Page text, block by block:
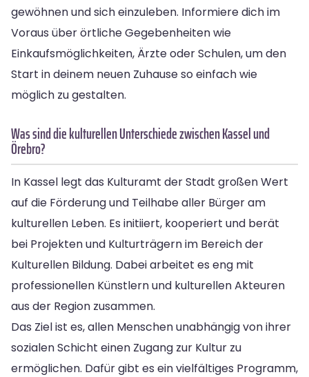
gewöhnen und sich einzuleben. Informiere dich im
Voraus über örtliche Gegebenheiten wie
Einkaufsmöglichkeiten, Ärzte oder Schulen, um den
Start in deinem neuen Zuhause so einfach wie
möglich zu gestalten.
Was sind die kulturellen Unterschiede zwischen Kassel und
Örebro?
In Kassel legt das Kulturamt der Stadt großen Wert
auf die Förderung und Teilhabe aller Bürger am
kulturellen Leben. Es initiiert, kooperiert und berät
bei Projekten und Kulturträgern im Bereich der
Kulturellen Bildung. Dabei arbeitet es eng mit
professionellen Künstlern und kulturellen Akteuren
aus der Region zusammen.
Das Ziel ist es, allen Menschen unabhängig von ihrer
sozialen Schicht einen Zugang zur Kultur zu
ermöglichen. Dafür gibt es ein vielfältiges Programm,